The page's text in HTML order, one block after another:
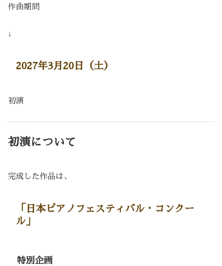
作曲期間
↓
2027年3月20日（土）
初演
初演について
完成した作品は、
「日本ピアノフェスティバル・コンクー
ル」
特別企画